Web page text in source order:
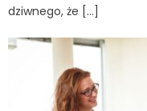
dziwnego, że […]